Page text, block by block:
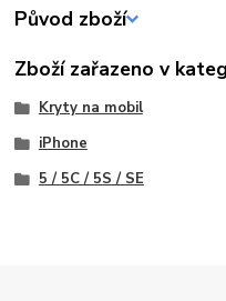
Původ zboží
Zboží zařazeno v
Kryty na mobil
iPhone
5 / 5C / 5S / SE